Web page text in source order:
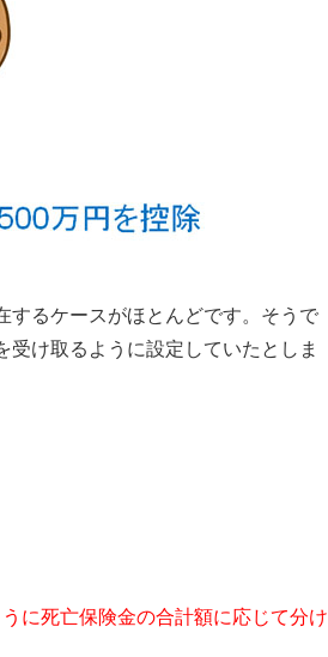
するケースがほとんどです。そうで
け取るように設定していたとしま
に死亡保険金の合計額に応じて分け